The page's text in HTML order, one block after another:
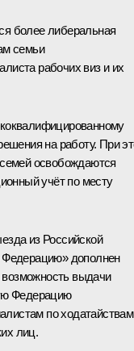
более либеральная
семьи
рабочих виз и их
на работу. При
освобождаются
учёт по месту
из Российской
дополнен
выдачи
Федерацию
по ходатайствам
лиц.